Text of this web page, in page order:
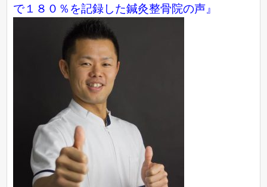
で１８０％を記録した鍼灸整骨院の声』